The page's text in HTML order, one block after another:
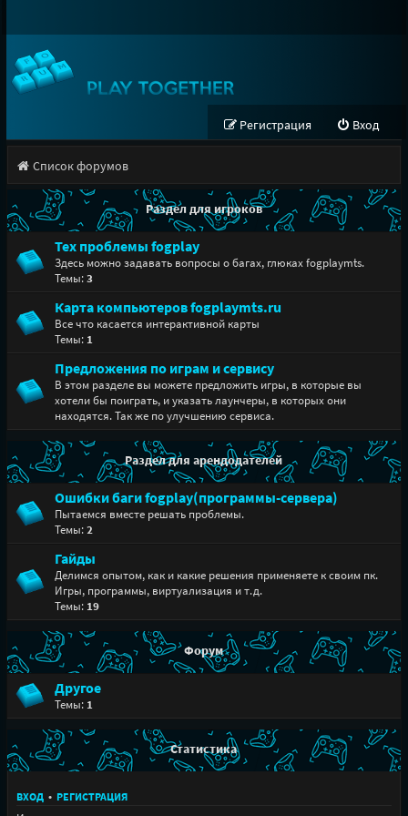
Вход
Регистрация
Список форумов
Раздел для игроков
Тех проблемы fogplay
Здесь можно задавать вопросы о багах, глюках fogplaymts.
Темы:3
Карта компьютеров fogplaymts.ru
Все что касается интерактивной карты
Темы: 1
Предложения по играм и сервису
В этом разделе вы можете предложить игры, в которые вы
хотели бы поиграть, и указать лаунчеры, в которых они
находятся. Так же по улучшению сервиса.
Раздел для арендодателей
Ошибки баги fogplay(программы-сервера)
Пытаемся вместе решать проблемы.
Темы:2
Гайды
Делимся опытом, как и какие решения применяете к своим пк.
Игры, программы, виртуализация и т.д.
Темы: 19
Форум
Другое
Темы: 1
Статистика
ВХОД• РЕГИСТРАЦИЯ